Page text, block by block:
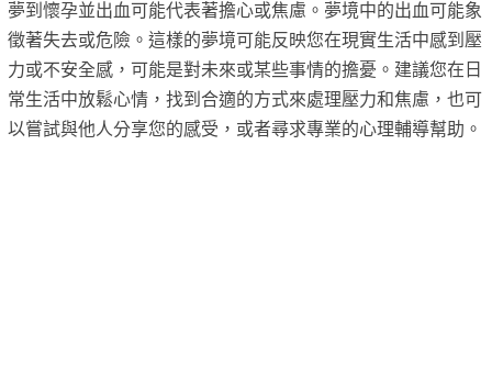
夢到懷孕並出血可能代表著擔心或焦慮。夢境中的出血可能象
徵著失去或危險。這樣的夢境可能反映您在現實生活中感到壓
力或不安全感，可能是對未來或某些事情的擔憂。建議您在日
常生活中放鬆心情，找到合適的方式來處理壓力和焦慮，也可
以嘗試與他人分享您的感受，或者尋求專業的心理輔導幫助。